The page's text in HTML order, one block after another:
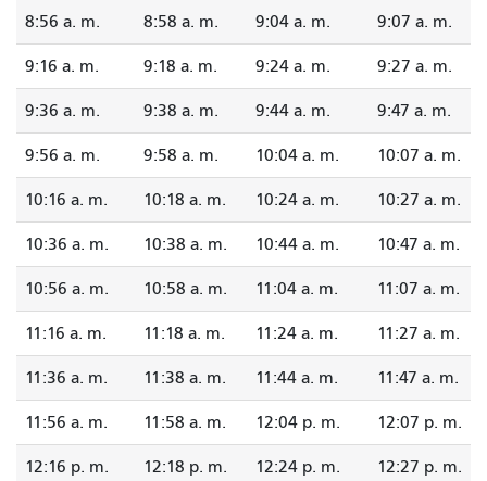
8:56 a. m. 8:58 a. m. 9:04 a. m. 9:07 a. m.
9:16 a. m. 9:18 a. m. 9:24 a. m. 9:27 a. m.
9:36 a. m. 9:38 a. m. 9:44 a. m. 9:47 a. m.
9:56 a. m. 9:58 a. m. 10:04 a. m. 10:07 a. m.
10:16 a. m. 10:18 a. m. 10:24 a. m. 10:27 a. m.
10:36 a. m. 10:38 a. m. 10:44 a. m. 10:47 a. m.
10:56 a. m. 10:58 a. m. 11:04 a. m. 11:07 a. m.
11:16 a. m. 11:18 a. m. 11:24 a. m. 11:27 a. m.
11:36 a. m. 11:38 a. m. 11:44 a. m. 11:47 a. m.
11:56 a. m. 11:58 a. m. 12:04 p. m. 12:07 p. m.
12:16 p. m. 12:18 p. m. 12:24 p. m. 12:27 p. m.